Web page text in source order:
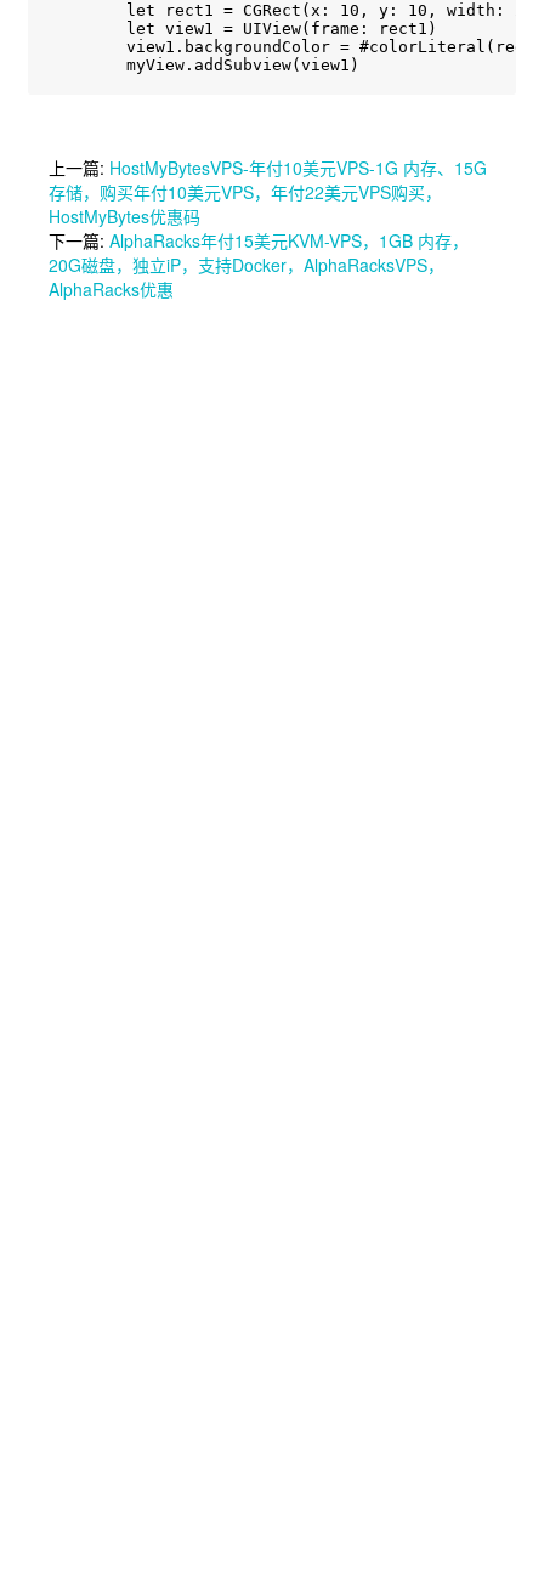
let rect1 = CGRect(x: 10, y: 10, width:
        let view1 = UIView(frame: rect1)
view1.backgroundColor =
上一篇: HostMyBytesVPS-年付10美元VPS-1G 内存、15G
存储，购买年付10美元VPS，年付22美元VPS购买，
HostMyBytes优惠码
下一篇: AlphaRacks年付15美元KVM-VPS，1GB 内存，
20G磁盘，独立iP，支持Docker，AlphaRacksVPS，
AlphaRacks优惠